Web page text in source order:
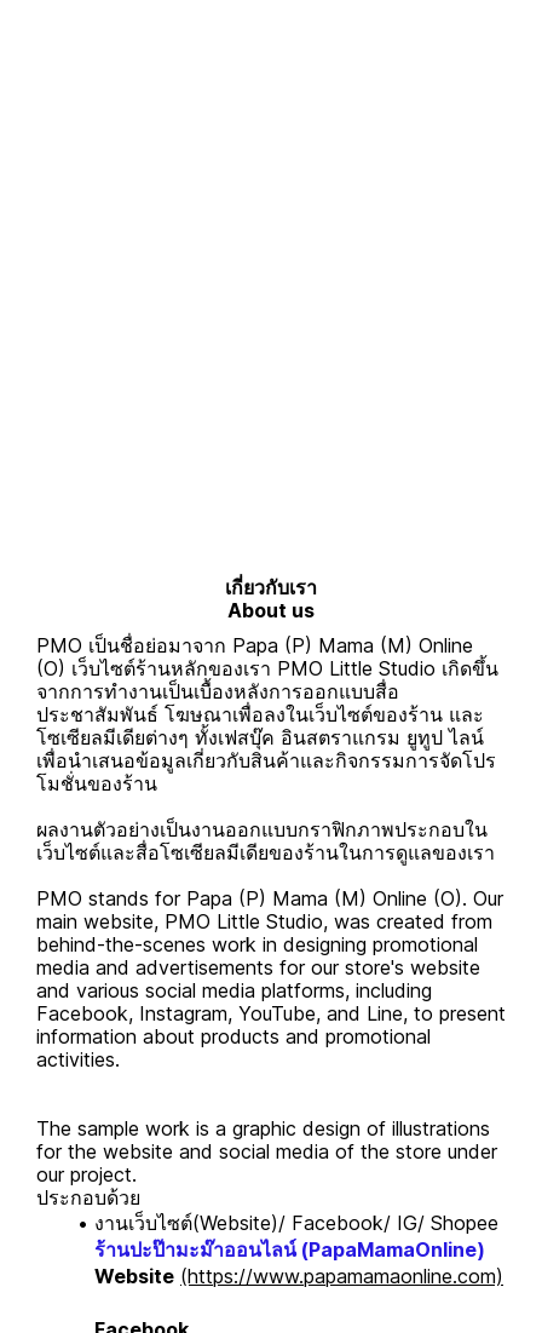
เกี่ยวกับเรา
About us
PMO เป็นชื่อย่อมาจาก Papa (P) Mama (M) Online
(O) เว็บไซต์ร้านหลักของเรา PMO Little Studio เกิดขึ้น
จากการทำงานเป็นเบื้องหลังการออกแบบสื่อ
ประชาสัมพันธ์ โฆษณาเพื่อลงในเว็บไซต์ของร้าน และ
โซเซียลมีเดียต่างๆ ทั้งเฟสบุ๊ค อินสตราแกรม ยูทูป ไลน์
เพื่อนำเสนอข้อมูลเกี่ยวกับสินค้าและกิจกรรมการจัดโปร
โมชั่นของร้าน
ผลงานตัวอย่างเป็นงานออกแบบกราฟิกภาพประกอบใน
เว็บไซต์และสื่อโซเซียลมีเดียของร้านในการดูแลของเรา
PMO stands for Papa (P) Mama (M) Online (O). Our
main website, PMO Little Studio, was created from
behind-the-scenes work in designing promotional
media and advertisements for our store's website
and various social media platforms, including
Facebook, Instagram, YouTube, and Line, to present
information about products and promotional
activities.
The sample work is a graphic design of illustrations
for the website and social media of the store under
our project.
ประกอบด้วย
งานเว็บไซต์(Website)/ Facebook/ IG/ Shopee
ร้านปะป๊ามะม๊าออนไลน์ (PapaMamaOnline)
Website (https://www.papamamaonline.com)